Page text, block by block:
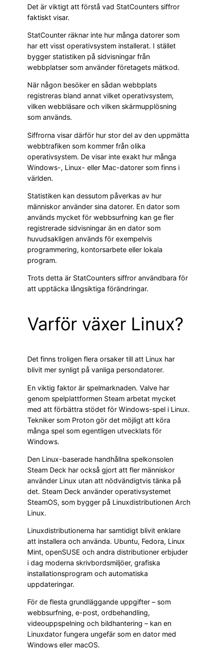
Det är viktigt att förstå vad StatCounters siffror
faktiskt visar.
StatCounter räknar inte hur många datorer som
har ett visst operativsystem installerat. I stället
bygger statistiken på sidvisningar från
webbplatser som använder företagets mätkod.
När någon besöker en sådan webbplats
registreras bland annat vilket operativsystem,
vilken webbläsare och vilken skärmupplösning
som används.
Siffrorna visar därför hur stor del av den uppmätta
webbtrafiken som kommer från olika
operativsystem. De visar inte exakt hur många
Windows-, Linux- eller Mac-datorer som finns i
världen.
Statistiken kan dessutom påverkas av hur
människor använder sina datorer. En dator som
används mycket för webbsurfning kan ge fler
registrerade sidvisningar än en dator som
huvudsakligen används för exempelvis
programmering, kontorsarbete eller lokala
program.
Trots detta är StatCounters siffror användbara för
att upptäcka långsiktiga förändringar.
Varför växer Linux?
Det finns troligen flera orsaker till att Linux har
blivit mer synligt på vanliga persondatorer.
En viktig faktor är spelmarknaden. Valve har
genom spelplattformen Steam arbetat mycket
med att förbättra stödet för Windows-spel i Linux.
Tekniker som Proton gör det möjligt att köra
många spel som egentligen utvecklats för
Windows.
Den Linux-baserade handhållna spelkonsolen
Steam Deck har också gjort att fler människor
använder Linux utan att nödvändigtvis tänka på
det. Steam Deck använder operativsystemet
SteamOS, som bygger på Linuxdistributionen Arch
Linux.
Linuxdistributionerna har samtidigt blivit enklare
att installera och använda. Ubuntu, Fedora, Linux
Mint, openSUSE och andra distributioner erbjuder
i dag moderna skrivbordsmiljöer, grafiska
installationsprogram och automatiska
uppdateringar.
För de flesta grundläggande uppgifter – som
webbsurfning, e-post, ordbehandling,
videouppspelning och bildhantering – kan en
Linuxdator fungera ungefär som en dator med
Windows eller macOS.